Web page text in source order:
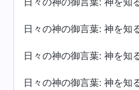
日々の神の御言葉: 神を知
日々の神の御言葉: 神を知
日々の神の御言葉: 神を知